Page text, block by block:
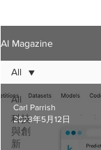
AI Magazine
All
科技
與創
新
All
Carl Parrish
2023年5月12日